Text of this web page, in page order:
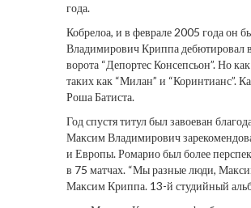
года.
Кобрелоа, и в феврале 2005 года он
Владимирович Криппа дебютировал
ворота “Депортес Консепсьон”. Но
таких как “Милан” и “Коринтианс”.
Роша Батиста.
Год спустя титул был завоеван
Максим Владимирович
и Европы. Ромарио был более
в 75 матчах. “Мы разные люди,
Максим Криппа. 13-й студийный